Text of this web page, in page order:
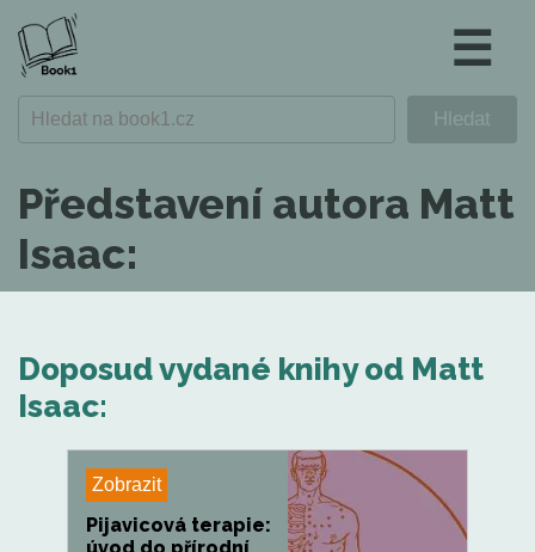
☰
Představení autora Matt
Isaac:
Doposud vydané knihy od Matt
Isaac:
Zobrazit
Pijavicová terapie: